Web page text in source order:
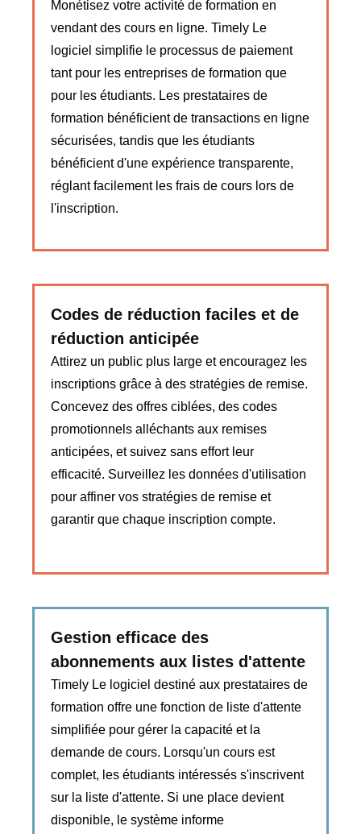
Monétisez votre activité de formation en
vendant des cours en ligne. Timely Le
logiciel simplifie le processus de paiement
tant pour les entreprises de formation que
pour les étudiants. Les prestataires de
formation bénéficient de transactions en ligne
sécurisées, tandis que les étudiants
bénéficient d'une expérience transparente,
réglant facilement les frais de cours lors de
l'inscription.
Codes de réduction faciles et de
réduction anticipée
Attirez un public plus large et encouragez les
inscriptions grâce à des stratégies de remise.
Concevez des offres ciblées, des codes
promotionnels alléchants aux remises
anticipées, et suivez sans effort leur
efficacité. Surveillez les données d'utilisation
pour affiner vos stratégies de remise et
garantir que chaque inscription compte.
Gestion efficace des
abonnements aux listes d'attente
Timely Le logiciel destiné aux prestataires de
formation offre une fonction de liste d'attente
simplifiée pour gérer la capacité et la
demande de cours. Lorsqu'un cours est
complet, les étudiants intéressés s'inscrivent
sur la liste d'attente. Si une place devient
disponible, le système informe